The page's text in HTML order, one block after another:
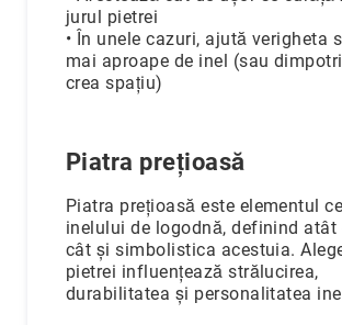
jurul pietrei
• În unele cazuri, ajută verigheta
mai aproape de inel (sau
crea spațiu)
Piatra prețioasă
Piatra prețioasă este elementul
inelului de logodnă, definind atât
cât și simbolistica acestuia.
pietrei influențează strălucirea,
durabilitatea și personalitatea